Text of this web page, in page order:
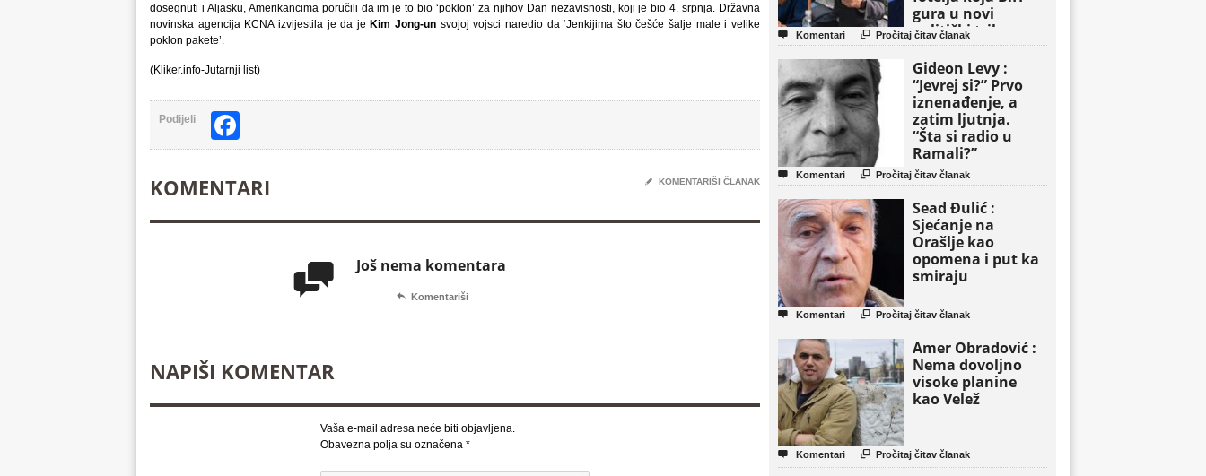
dosegnuti i Aljasku, Amerikancima poručili da im je to bio ‘poklon’ za njihov Dan nezavisnosti, koji je bio 4. srpnja. Državna
novinska agencija KCNA izvijestila je da je Kim Jong-un svojoj vojsci naredio da ‘Jenkijima što češće šalje male i velike
poklon pakete’.
(Kliker.info-Jutarnji list)
Podijeli
KOMENTARI ✎ KOMENTARIŠI ČLANAK
 Još nema komentara
 Komentariši
NAPIŠI KOMENTAR
Vaša e-mail adresa neće biti objavljena.
Obavezna polja su označena *
gura u novi
politički triler
 Komentari  Pročitaj čitav članak
Gideon Levy :
“Jevrej si?” Prvo
iznenađenje, a
zatim ljutnja.
“Šta si radio u
Ramali?”
 Komentari  Pročitaj čitav članak
Sead Đulić :
Sjećanje na
Orašlje kao
opomena i put ka
smiraju
 Komentari  Pročitaj čitav članak
Amer Obradović :
Nema dovoljno
visoke planine
kao Velež
 Komentari  Pročitaj čitav članak